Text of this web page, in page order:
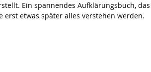
Ein spannendes Aufklärungsbuch, das
erst etwas später alles verstehen werden.